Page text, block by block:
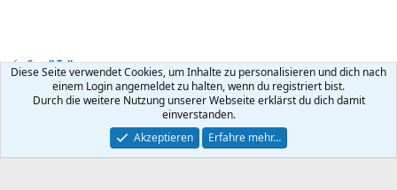
Small Talk
Kontakt Nutzungsbedingungen Datenschutz Hilfe
R
Community platform by XenForo ® © 2010-2026 XenForo Ltd.
Diese Seite verwendet Cookies, um Inhalte zu personalisieren und dich nach
einem Login angemeldet zu halten, wenn du registriert bist.
Durch die weitere Nutzung unserer Webseite erklärst du dich damit
einverstanden.
Akzeptieren
Erfahre mehr…